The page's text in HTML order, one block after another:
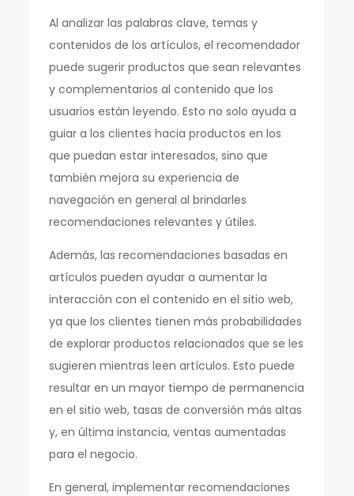
Al analizar las palabras clave, temas y
contenidos de los artículos, el recomendador
puede sugerir productos que sean relevantes
y complementarios al contenido que los
usuarios están leyendo. Esto no solo ayuda a
guiar a los clientes hacia productos en los
que puedan estar interesados, sino que
también mejora su experiencia de
navegación en general al brindarles
recomendaciones relevantes y útiles.
Además, las recomendaciones basadas en
artículos pueden ayudar a aumentar la
interacción con el contenido en el sitio web,
ya que los clientes tienen más probabilidades
de explorar productos relacionados que se les
sugieren mientras leen artículos. Esto puede
resultar en un mayor tiempo de permanencia
en el sitio web, tasas de conversión más altas
y, en última instancia, ventas aumentadas
para el negocio.
En general, implementar recomendaciones